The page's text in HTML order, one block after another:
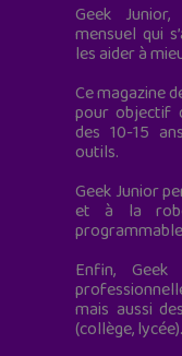
Geek
mensuel qui
les aider à
Ce magazine
pour objectif
des 10-15
outils.
Geek Junior
et à la
Enfin,
mais aussi
(collège, lycée).